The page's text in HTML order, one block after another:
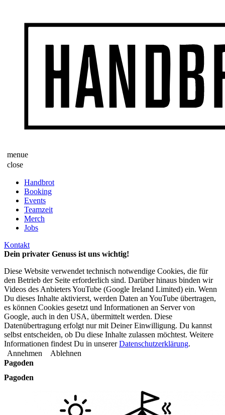
menue
close
Handbrot
Booking
Events
Teamzeit
Merch
Jobs
Kontakt
Dein privater Genuss ist uns wichtig!
Diese Website verwendet technisch notwendige Cookies, die für
den Betrieb der Seite erforderlich sind. Darüber hinaus binden wir
Videos des Anbieters YouTube (Google Ireland Limited) ein. Wenn
Du dieses Inhalte aktivierst, werden Daten an YouTube übertragen,
es können Cookies gesetzt und Informationen an Server von
Google, auch in den USA, übermittelt werden. Diese
Datenübertragung erfolgt nur mit Deiner Einwilligung. Du kannst
selbst entscheiden, ob Du diese Inhalte zulassen möchtest. Weitere
Informationen findest Du in unsererDatenschutzerklärung.
Annehmen
Ablehnen
Pagoden
Pagoden